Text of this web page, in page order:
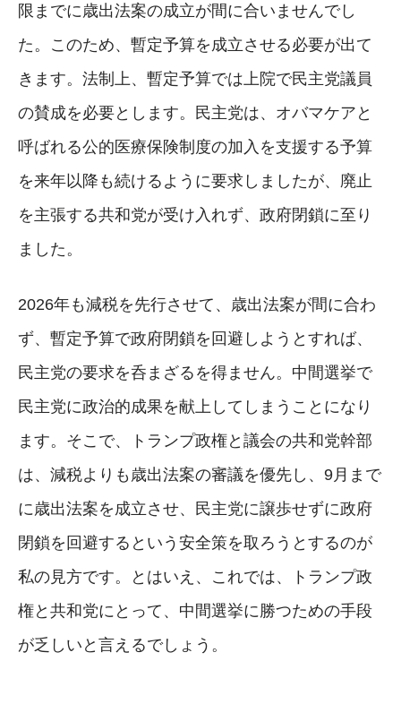
限までに歳出法案の成立が間に合いませんでし
た。このため、暫定予算を成立させる必要が出て
きます。法制上、暫定予算では上院で民主党議員
の賛成を必要とします。民主党は、オバマケアと
呼ばれる公的医療保険制度の加入を支援する予算
を来年以降も続けるように要求しましたが、廃止
を主張する共和党が受け入れず、政府閉鎖に至り
ました。
2026年も減税を先行させて、歳出法案が間に合わ
ず、暫定予算で政府閉鎖を回避しようとすれば、
民主党の要求を呑まざるを得ません。中間選挙で
民主党に政治的成果を献上してしまうことになり
ます。そこで、トランプ政権と議会の共和党幹部
は、減税よりも歳出法案の審議を優先し、9月まで
に歳出法案を成立させ、民主党に譲歩せずに政府
閉鎖を回避するという安全策を取ろうとするのが
私の見方です。とはいえ、これでは、トランプ政
権と共和党にとって、中間選挙に勝つための手段
が乏しいと言えるでしょう。